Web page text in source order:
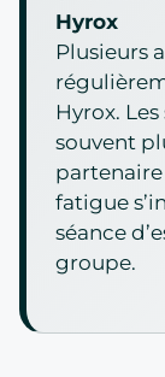
Hyrox
Plusieurs
Hyrox.
souvent
fatigue
séance
groupe.